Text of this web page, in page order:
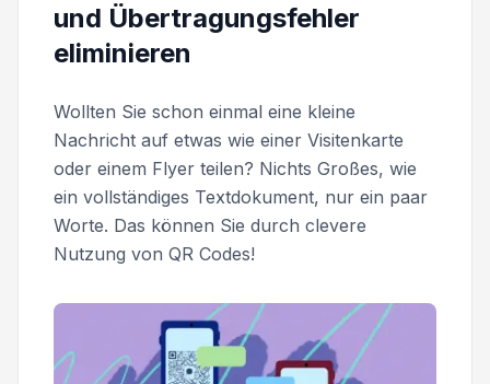
und Übertragungsfehler
eliminieren
Wollten Sie schon einmal eine kleine
Nachricht auf etwas wie einer Visitenkarte
oder einem Flyer teilen? Nichts Großes, wie
ein vollständiges Textdokument, nur ein paar
Worte. Das können Sie durch clevere
Nutzung von QR Codes!